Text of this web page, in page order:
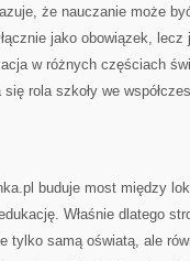
że nauczanie może
jako obowiązek,
w różnych częściach
rola szkoły we
buduje most między
Właśnie dlatego
tylko samą oświatą, ale